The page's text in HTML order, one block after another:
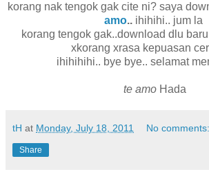
korang nak tengok gak cite ni? saya
amo.. ihihihi.. jum la
korang tengok gak..download dlu
xkorang xrasa kepuasan
ihihihihi.. bye bye.. selamat
te amoHada
tH at Monday, July 18, 2011 No comments:
Share